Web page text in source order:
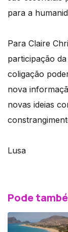
para a
Para Claire
participação
coligação
nova
novas ideias
Lusa
Pode